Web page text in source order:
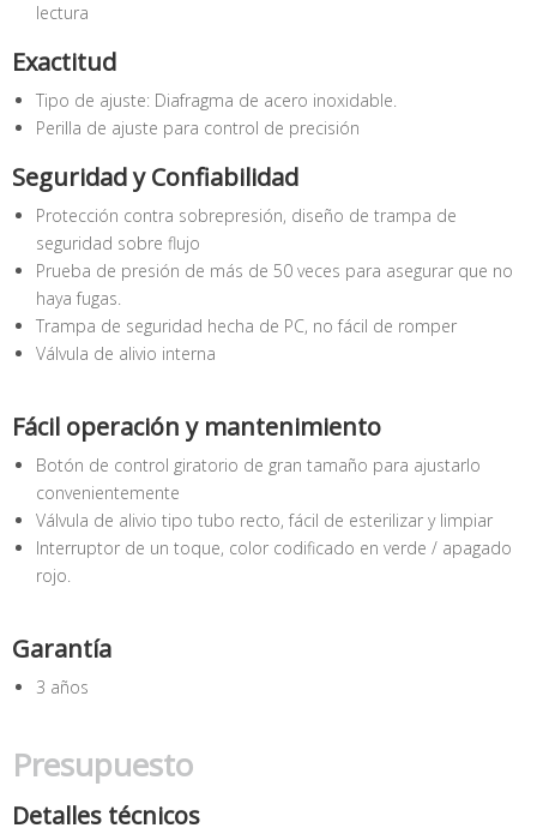
lectura
Exactitud
Tipo de ajuste: Diafragma de acero inoxidable.
Perilla de ajuste para control de precisión
Seguridad y Confiabilidad
Protección contra sobrepresión, diseño de trampa de
seguridad sobre flujo
Prueba de presión de más de 50 veces para asegurar que no
haya fugas.
Trampa de seguridad hecha de PC, no fácil de romper
Válvula de alivio interna
Fácil operación y mantenimiento
Botón de control giratorio de gran tamaño para ajustarlo
convenientemente
Válvula de alivio tipo tubo recto, fácil de esterilizar y limpiar
Interruptor de un toque, color codificado en verde / apagado
rojo.
Garantía
3 años
Presupuesto
Detalles técnicos